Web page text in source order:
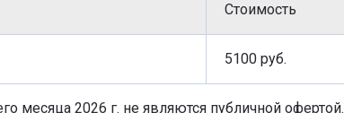
Стоимость
5100 руб.
месяца 2026 г. не являются публичной офертой.